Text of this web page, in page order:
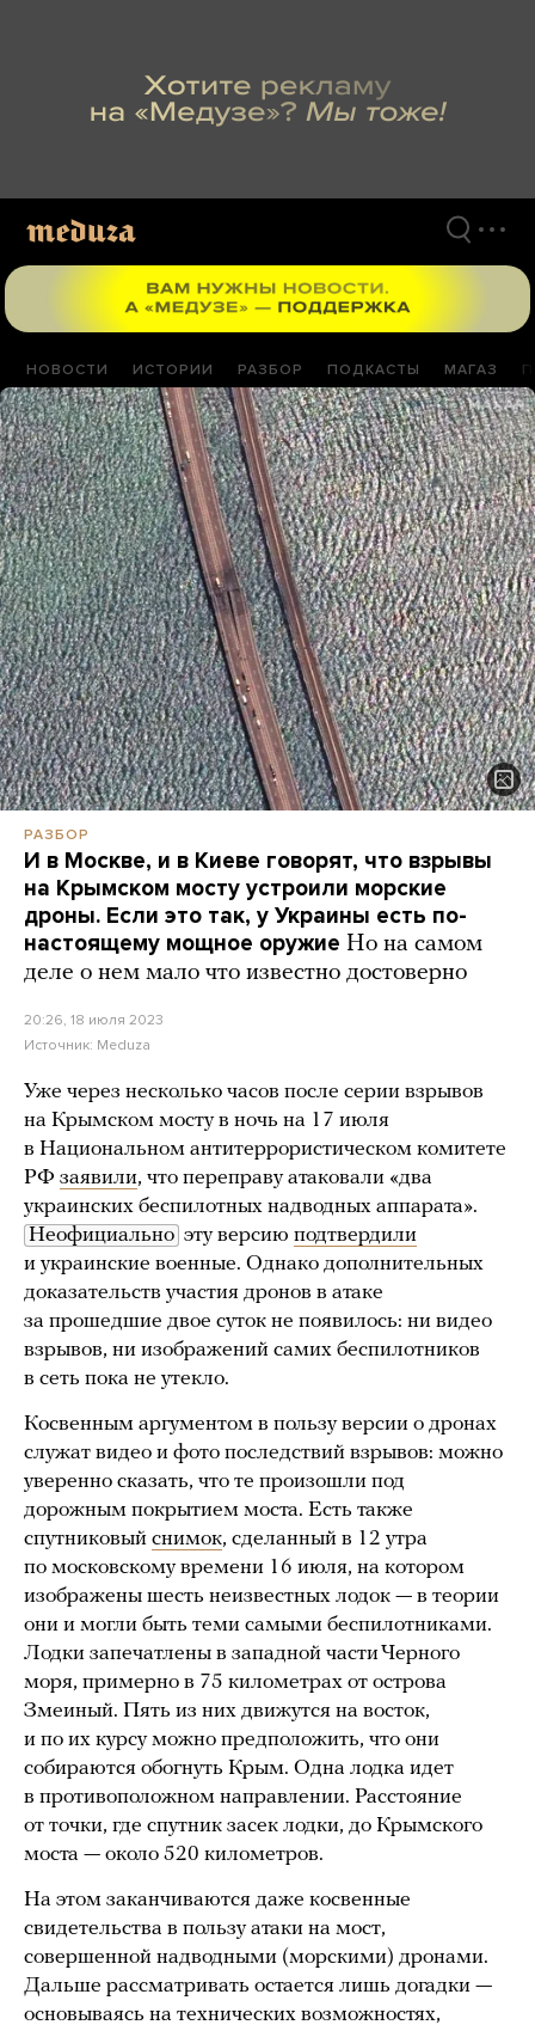
НОВОСТИ ИСТОРИИ РАЗБОР ПОДКАСТЫ МАГАЗ
РАЗБОР
И в Москве, и в Киеве говорят, что взрывы
на Крымском мосту устроили морские
дроны. Если это так, у Украины есть по-
настоящему мощное оружие Но на самом
деле о нем мало что известно достоверно
20:26, 18 июля 2023
Источник: Meduza
Уже через несколько часов после серии взрывов
на Крымском мосту в ночь на 17 июля
в Национальном антитеррористическом комитете
РФ заявили, что переправу атаковали «два
украинских беспилотных надводных аппарата».
Неофициально эту версию подтвердили
и украинские военные. Однако дополнительных
доказательств участия дронов в атаке
за прошедшие двое суток не появилось: ни видео
взрывов, ни изображений самих беспилотников
в сеть пока не утекло.
Косвенным аргументом в пользу версии о дронах
служат видео и фото последствий взрывов: можно
уверенно сказать, что те произошли под
дорожным покрытием моста. Есть также
спутниковый снимок, сделанный в 12 утра
по московскому времени 16 июля, на котором
изображены шесть неизвестных лодок — в теории
они и могли быть теми самыми беспилотниками.
Лодки запечатлены в западной части Черного
моря, примерно в 75 километрах от острова
Змеиный. Пять из них движутся на восток,
и по их курсу можно предположить, что они
собираются обогнуть Крым. Одна лодка идет
в противоположном направлении. Расстояние
от точки, где спутник засек лодки, до Крымского
моста — около 520 километров.
На этом заканчиваются даже косвенные
свидетельства в пользу атаки на мост,
совершенной надводными (морскими) дронами.
Дальше рассматривать остается лишь догадки —
основываясь на технических возможностях,